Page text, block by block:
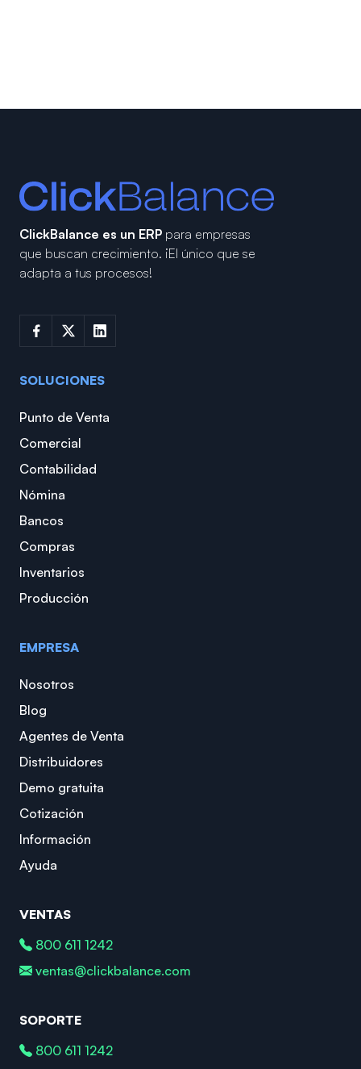
ClickBalance es un ERP para empresas
que buscan crecimiento. ¡El único que se
adapta a tus procesos!
SOLUCIONES
Punto de Venta
Comercial
Contabilidad
Nómina
Bancos
Compras
Inventarios
Producción
EMPRESA
Nosotros
Blog
Agentes de Venta
Distribuidores
Demo gratuita
Cotización
Información
Ayuda
VENTAS
800 611 1242
ventas@clickbalance.com
SOPORTE
800 611 1242